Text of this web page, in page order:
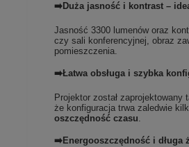
➡️Duża jasność i kontrast –
Jasność 3300 lumenów oraz
czy sali konferencyjnej, obraz
pomieszczenia.
➡️Łatwa obsługa i szybka
Projektor został
że konfiguracja trwa zaledwie
oszczędność czasu.
➡️Energooszczędność i długa